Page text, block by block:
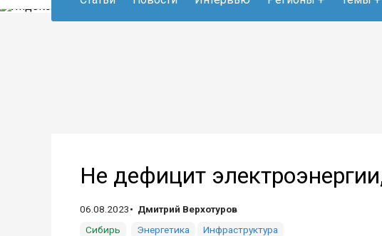
Не дефицит
06.08.2023
Дмитрий Верхотуров
Сибирь
Энергетика Инфраструктура